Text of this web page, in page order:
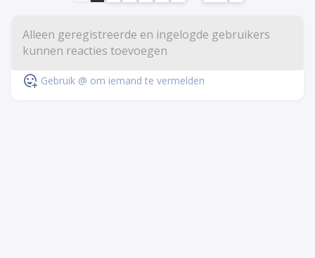
Gebruik @ om iemand te vermelden